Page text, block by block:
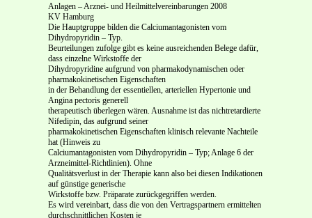
Anlagen – Arznei- und Heilmittelvereinbarungen 2008
KV Hamburg
Die Hauptgruppe bilden die Calciumantagonisten vom
Dihydropyridin – Typ.
Beurteilungen zufolge gibt es keine ausreichenden Belege dafür,
dass einzelne Wirkstoffe der
Dihydropyridine aufgrund von pharmakodynamischen oder
pharmakokinetischen Eigenschaften
in der Behandlung der essentiellen, arteriellen Hypertonie und
Angina pectoris generell
therapeutisch überlegen wären. Ausnahme ist das nichtretardierte
Nifedipin, das aufgrund seiner
pharmakokinetischen Eigenschaften klinisch relevante Nachteile
hat (Hinweis zu
Calciumantagonisten vom Dihydropyridin – Typ; Anlage 6 der
Arzneimittel-Richtlinien). Ohne
Qualitätsverlust in der Therapie kann also bei diesen Indikationen
auf günstige generische
Wirkstoffe bzw. Präparate zurückgegriffen werden.
Es wird vereinbart, dass die von den Vertragspartnern ermittelten
durchschnittlichen Kosten je